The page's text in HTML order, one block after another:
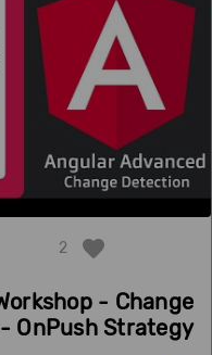
2
- Change
OnPush Strategy